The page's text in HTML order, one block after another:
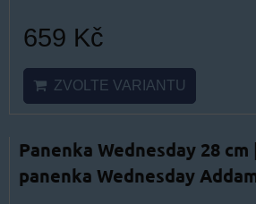
659 Kč
ZVOLTE VARIANTU
Panenka Wednesday 28 cm
panenka Wednesday